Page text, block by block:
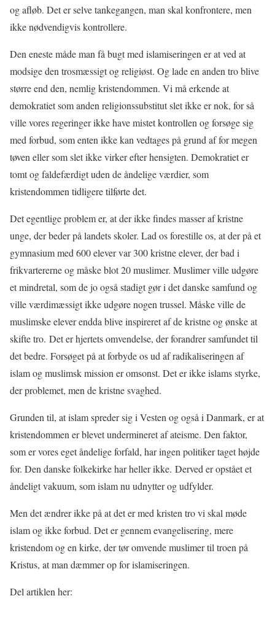
og afløb. Det er selve tankegangen, man skal konfrontere, men
ikke nødvendigvis kontrollere.
Den eneste måde man få bugt med islamiseringen er at ved at
modsige den trosmæssigt og religiøst. Og lade en anden tro blive
større end den, nemlig kristendommen. Vi må erkende at
demokratiet som anden religionssubstitut slet ikke er nok, for så
ville vores regeringer ikke have mistet kontrollen og forsøge sig
med forbud, som enten ikke kan vedtages på grund af for megen
tøven eller som slet ikke virker efter hensigten. Demokratiet er
tomt og faldefærdigt uden de åndelige værdier, som
kristendommen tidligere tilførte det.
Det egentlige problem er, at der ikke findes masser af kristne
unge, der beder på landets skoler. Lad os forestille os, at der på et
gymnasium med 600 elever var 300 kristne elever, der bad i
frikvartererne og måske blot 20 muslimer. Muslimer ville udgøre
et mindretal, som de jo også stadigt gør i det danske samfund og
ville værdimæssigt ikke udgøre nogen trussel. Måske ville de
muslimske elever endda blive inspireret af de kristne og ønske at
skifte tro. Det er hjertets omvendelse, der forandrer samfundet til
det bedre. Forsøget på at forbyde os ud af radikaliseringen af
islam og muslimsk mission er omsonst. Det er ikke islams styrke,
der problemet, men de kristne svaghed.
Grunden til, at islam spreder sig i Vesten og også i Danmark, er at
kristendommen er blevet undermineret af ateisme. Den faktor,
som er vores eget åndelige forfald, har ingen politiker taget højde
for. Den danske folkekirke har heller ikke. Derved er opstået et
åndeligt vakuum, som islam nu udnytter og udfylder.
Men det ændrer ikke på at det er med kristen tro vi skal møde
islam og ikke forbud. Det er gennem evangelisering, mere
kristendom og en kirke, der tør omvende muslimer til troen på
Kristus, at man dæmmer op for islamiseringen.
Del artiklen her: